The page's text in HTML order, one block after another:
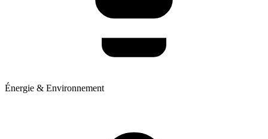
Énergie & Environnement